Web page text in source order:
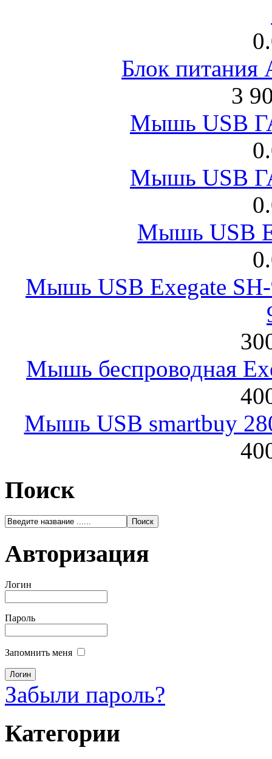
Блок питания
3
Мышь USB
Мышь USB
Мышь USB
Мышь USB Exegate
Мышь беспроводная
Мышь USB smartbuy
Поиск
Авторизация
Логин
Пароль
Запомнить меня
Забыли пароль?
Категории